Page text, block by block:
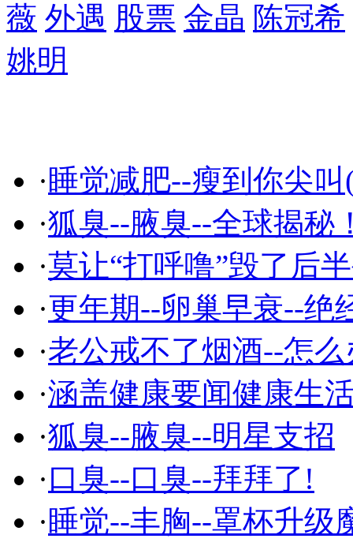
薇 外遇 股票 金晶 陈冠希
姚明
·睡觉减肥--瘦到你尖叫
·狐臭--腋臭--全球揭秘
·莫让“打呼噜”毁了后
·更年期--卵巢早衰--绝
·老公戒不了烟酒--怎么
·涵盖健康要闻健康生
·狐臭--腋臭--明星支招
·口臭--口臭--拜拜了!
·睡觉--丰胸--罩杯升级